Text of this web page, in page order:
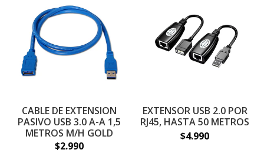
CABLE DE EXTENSION
PASIVO USB 3.0 A-A 1,5
METROS M/H GOLD
$2.990
EXTENSOR USB 2.0 POR
RJ45, HASTA 50 METROS
$4.990